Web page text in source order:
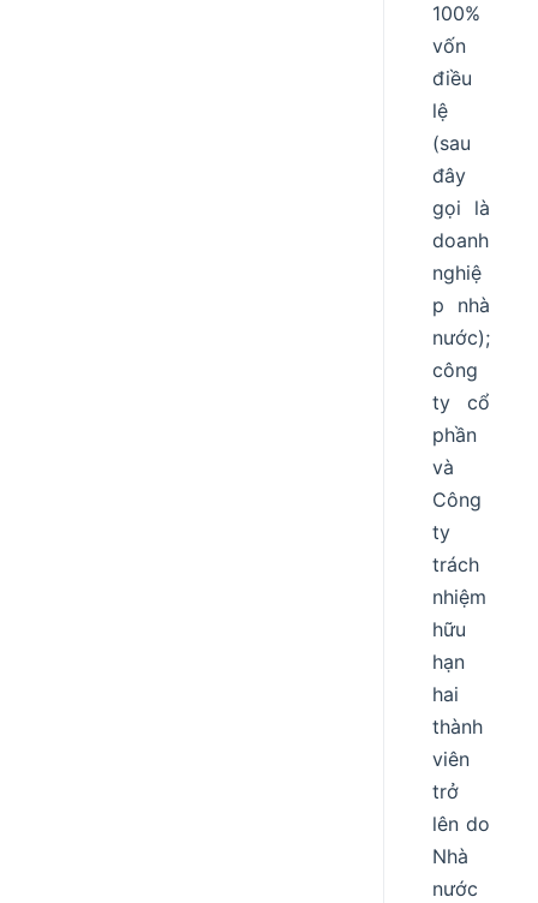
100%
vốn
điều
lệ
(sau
đây
gọi là
doanh
nghiệ
p nhà
nước);
công
ty cổ
phần
và
Công
ty
trách
nhiệm
hữu
hạn
hai
thành
viên
trở
lên do
Nhà
nước